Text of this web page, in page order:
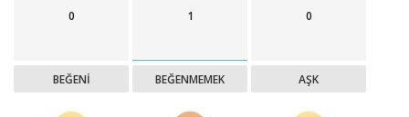
0
BEĞENI
1
BEĞENMEMEK
0
AŞK